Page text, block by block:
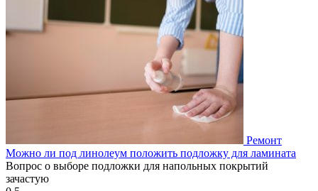
Ремонт
Можно ли под линолеум положить подложку для ламината
Вопрос о выборе подложки для напольных покрытий
зачастую